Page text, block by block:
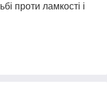
проти ламкості і